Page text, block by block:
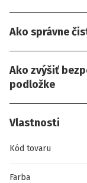
Ako správne
Ako zvýšiť
podložke
Vlastnosti
Kód tovaru
Farba